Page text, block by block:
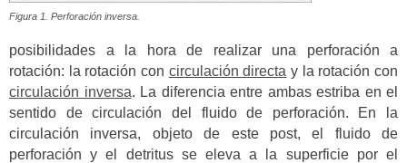
Figura 1. Perforación inversa.
posibilidades a la hora de realizar una perforación a
rotación: la rotación con circulación directa y la rotación con
circulación inversa. La diferencia entre ambas estriba en el
sentido de circulación del fluido de perforación. En la
circulación inversa, objeto de este post, el fluido de
perforación y el detritus se eleva a la superficie por el